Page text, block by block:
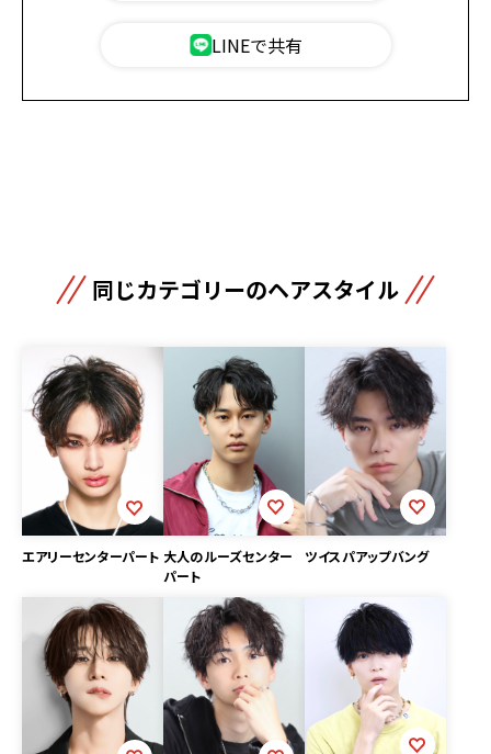
LINEで共有
同じカテゴリーのヘアスタイル
エアリーセンターパート 大人のルーズセンター
パート
ツイスパアップバング